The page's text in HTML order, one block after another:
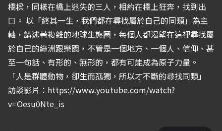
橋樑，同樣在橋上迷失的三人，相約在橋上狂奔，找到出
口。 以「終其一生，我們都在尋找屬於自己的同類」為主
軸，講述著複雜的地球生態圈，每個人都渴望在這裡尋找屬
於自己的綠洲跟樂園，不管是一個地方、一個人、信仰、甚
至一句話、有形的、無形的，都有可能成為原子力量。
「人是群體動物，卻生而孤獨，所以才不斷的尋找同類」
訪談影片：https://www.youtube.com/watch?
v=Oesu0Nte_is